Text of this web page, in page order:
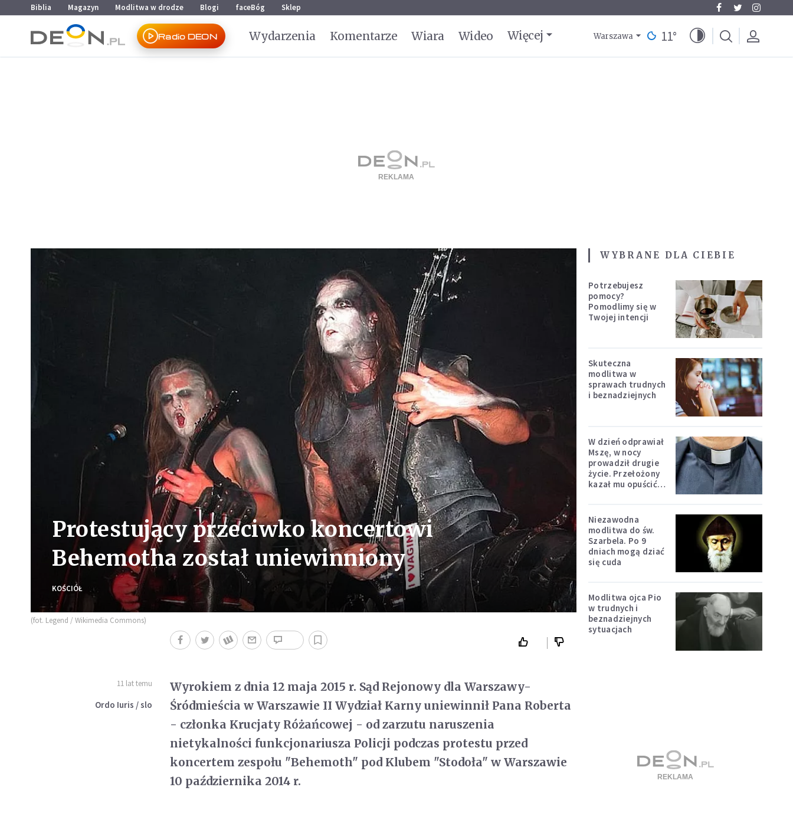
Przejdź do menu głównego
Przejdź do treści
Biblia Magazyn Modlitwa w drodze Blogi faceBóg Sklep
Radio DEON Wydarzenia Komentarze Wiara Wideo Więcej Warszawa 11°
Protestujący przeciwko koncertowi
Behemotha został uniewinniony
KOŚCIÓŁ
(fot. Legend / Wikimedia Commons)
11 lat temu
Ordo Iuris / slo
Wyrokiem z dnia 12 maja 2015 r. Sąd Rejonowy dla Warszawy-
Śródmieścia w Warszawie II Wydział Karny uniewinnił Pana Roberta
- członka Krucjaty Różańcowej - od zarzutu naruszenia
nietykalności funkcjonariusza Policji podczas protestu przed
koncertem zespołu "Behemoth" pod Klubem "Stodoła" w Warszawie
10 października 2014 r.
WYBRANE DLA CIEBIE
Potrzebujesz
pomocy?
Pomodlimy się w
Twojej intencji
Skuteczna
modlitwa w
sprawach trudnych
i beznadziejnych
W dzień odprawiał
Mszę, w nocy
prowadził drugie
życie. Przełożony
kazał mu opuścić
Niezawodna
modlitwa do św.
Szarbela. Po 9
dniach mogą dziać
się cuda
Modlitwa ojca Pio
w trudnych i
beznadziejnych
sytuacjach